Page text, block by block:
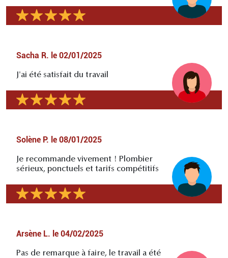
Sacha R. le 02/01/2025
J'ai été satisfait du travail
Solène P. le 08/01/2025
Je recommande vivement ! Plombier
sérieux, ponctuels et tarifs compétitifs
Arsène L. le 04/02/2025
Pas de remarque à faire, le travail a été